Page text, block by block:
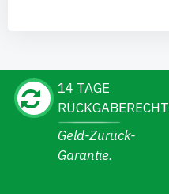
14 TAGE
RÜCKGABERECHT
Geld-Zurück-
Garantie.